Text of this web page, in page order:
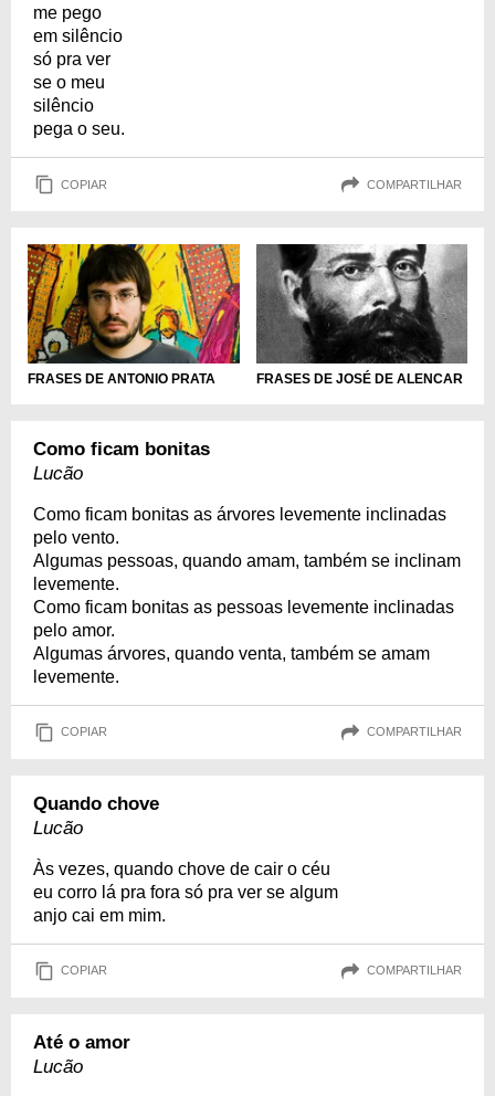
me pego
em silêncio
só pra ver
se o meu
silêncio
pega o seu.
COPIAR COMPARTILHAR
FRASES DE ANTONIO PRATA FRASES DE JOSÉ DE ALENCAR
Como ficam bonitas
Lucão
Como ficam bonitas as árvores levemente inclinadas
pelo vento.
Algumas pessoas, quando amam, também se inclinam
levemente.
Como ficam bonitas as pessoas levemente inclinadas
pelo amor.
Algumas árvores, quando venta, também se amam
levemente.
COPIAR COMPARTILHAR
Quando chove
Lucão
Às vezes, quando chove de cair o céu
eu corro lá pra fora só pra ver se algum
anjo cai em mim.
COPIAR COMPARTILHAR
Até o amor
Lucão